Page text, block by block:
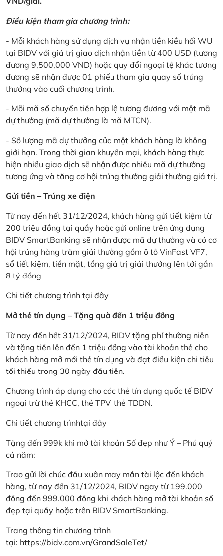
Điều kiện tham gia chương trình:
- Mỗi khách hàng sử dụng dịch vụ nhận tiền kiều hối WU
tại BIDV với giá trị giao dịch nhận tiền từ 400 USD (tương
đương 9,500,000 VND) hoặc quy đổi ngoại tệ khác tương
đương sẽ nhận được 01 phiếu tham gia quay số trúng
thưởng vào cuối chương trình.
- Mỗi mã số chuyển tiền hợp lệ tương đương với một mã
dự thưởng (mã dự thưởng là mã MTCN).
- Số lượng mã dự thưởng của một khách hàng là không
giới hạn. Trong thời gian khuyến mại, khách hàng thực
hiện nhiều giao dịch sẽ nhận được nhiều mã dự thưởng
tương ứng và tăng cơ hội trúng thưởng giải thưởng giá trị.
Gửi tiền – Trúng xe điện
Từ nay đến hết 31/12/2024, khách hàng gửi tiết kiệm từ
200 triệu đồng tại quầy hoặc gửi online trên ứng dụng
BIDV SmartBanking sẽ nhận được mã dự thưởng và có cơ
hội trúng hàng trăm giải thưởng gồm ô tô VinFast VF7,
sổ tiết kiệm, tiền mặt, tổng giá trị giải thưởng lên tới gần
8 tỷ đồng.
Chi tiết chương trình tại đây
Mở thẻ tín dụng – Tặng quà đến 1 triệu đồng
Từ nay đến hết 31/12/2024, BIDV tặng phí thường niên
và tặng tiền lên đến 1 triệu đồng vào tài khoản thẻ cho
khách hàng mở mới thẻ tín dụng và đạt điều kiện chi tiêu
tối thiểu trong 30 ngày đầu tiên.
Chương trình áp dụng cho các thẻ tín dụng quốc tế BIDV
ngoại trừ thẻ KHCC, thẻ TPV, thẻ TDDN.
Chi tiết chương trìnhtại đây
Tặng đến 999k khi mở tài khoản Số đẹp như Ý – Phú quý
cả năm:
Trao gửi lời chúc đầu xuân may mắn tài lộc đến khách
hàng, từ nay đến 31/12/2024, BIDV ngay từ 199.000
đồng đến 999.000 đồng khi khách hàng mở tài khoản số
đẹp tại quầy hoặc trên BIDV SmartBanking.
Trang thông tin chương trình
tại: https://bidv.com.vn/GrandSaleTet/